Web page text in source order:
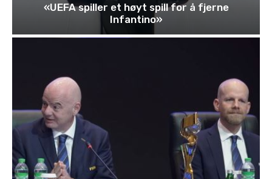
«UEFA spiller et høyt spill for å fjerne
Infantino»